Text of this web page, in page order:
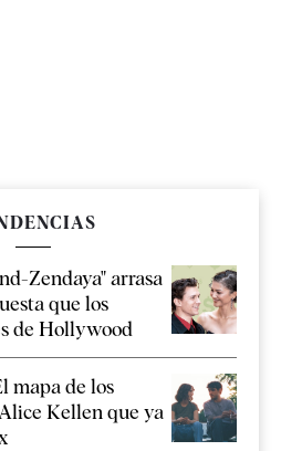
Zendaya" arrasa
que los
de Hollywood
mapa de los
Kellen que ya